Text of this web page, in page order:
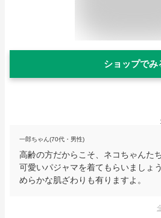
ショップでみ
一郎ちゃん(70代・男性)
高齢の方だからこそ、ネコちゃんた
可愛いパジャマを着てもらいましょ
めらかな肌ざわりも有りますよ。